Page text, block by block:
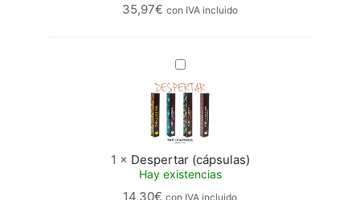
35,97€ con IVA incluido
Despertar
(cápsulas)
1 × Despertar (cápsulas)
Hay existencias
14,30€ con IVA incluido